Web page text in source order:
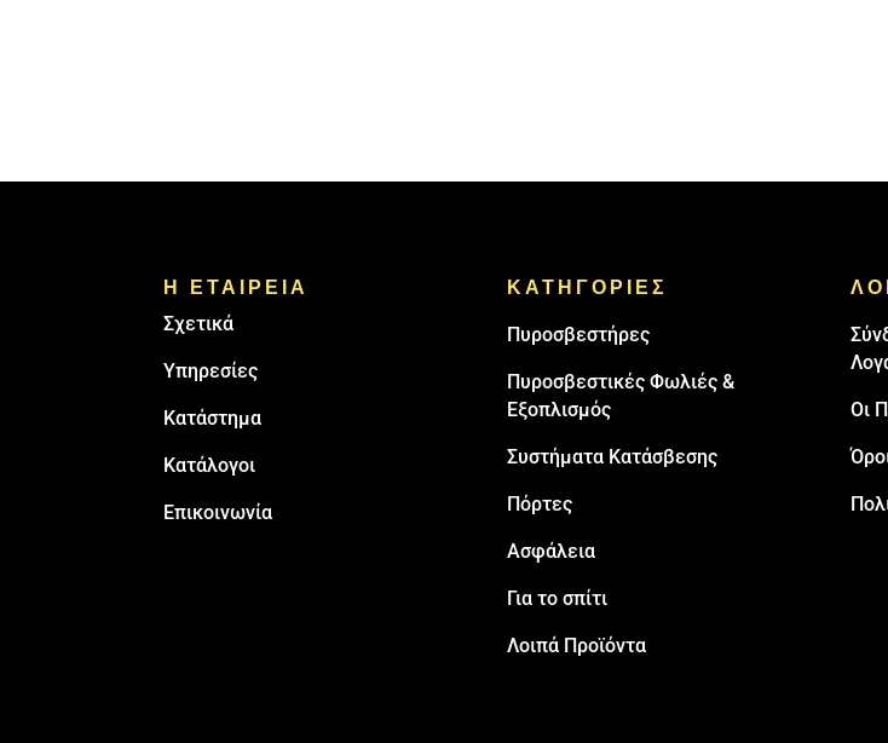
Η ΕΤΑΙΡΕΙΑ
Σχετικά
Υπηρεσίες
Κατάστημα
Κατάλογοι
Επικοινωνία
ΚΑΤΗΓΟΡΙΕΣ
Πυρoσβεστήρες
Πυροσβεστικές Φωλιές &
Εξοπλισμός
Συστήματα Κατάσβεσης
Πόρτες
Ασφάλεια
Για το σπίτι
Λοιπά Προϊόντα
Οι